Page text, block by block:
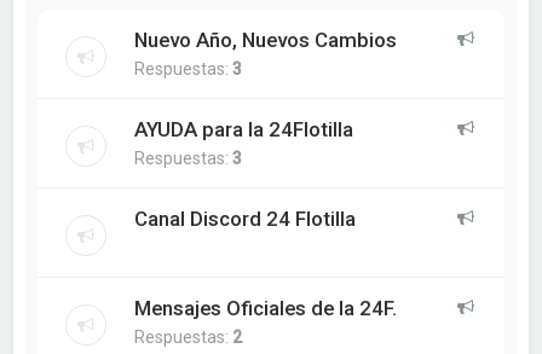
Nuevo Año, Nuevos Cambios
Respuestas:3
AYUDA para la 24Flotilla
Respuestas:3
Canal Discord 24 Flotilla
Mensajes Oficiales de la 24F.
Respuestas: 2